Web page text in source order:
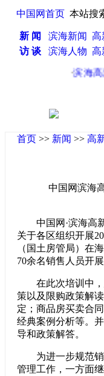
中国网首页 本站搜
新 闻 滨海新闻 高
访 谈
滨海人物 高
滨海高
首页 >> 新闻 >> 高
中国网滨海
中国网·滨海高新
关于各区组织开展
（国土房管局）在
70余名销售人员开
在此次培训中，
策以及限购政策解
定；商品房买卖合
经典案例分析等。
导和政策解答。
为进一步规范销
管理工作，一方面